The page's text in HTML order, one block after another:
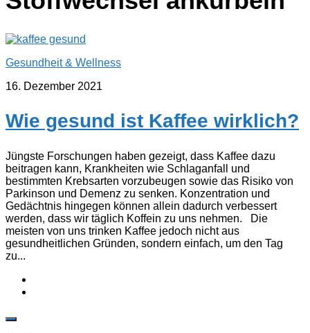
Gesundheit & Wellness
16. Dezember 2021
Wie gesund ist Kaffee wirklich?
Jüngste Forschungen haben gezeigt, dass Kaffee dazu
beitragen kann, Krankheiten wie Schlaganfall und
bestimmten Krebsarten vorzubeugen sowie das Risiko von
Parkinson und Demenz zu senken. Konzentration und
Gedächtnis hingegen können allein dadurch verbessert
werden, dass wir täglich Koffein zu uns nehmen. Die
meisten von uns trinken Kaffee jedoch nicht aus
gesundheitlichen Gründen, sondern einfach, um den Tag
zu...